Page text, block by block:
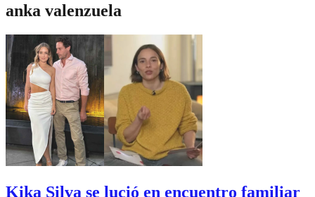
anka valenzuela
Kika Silva se lució en encuentro familiar